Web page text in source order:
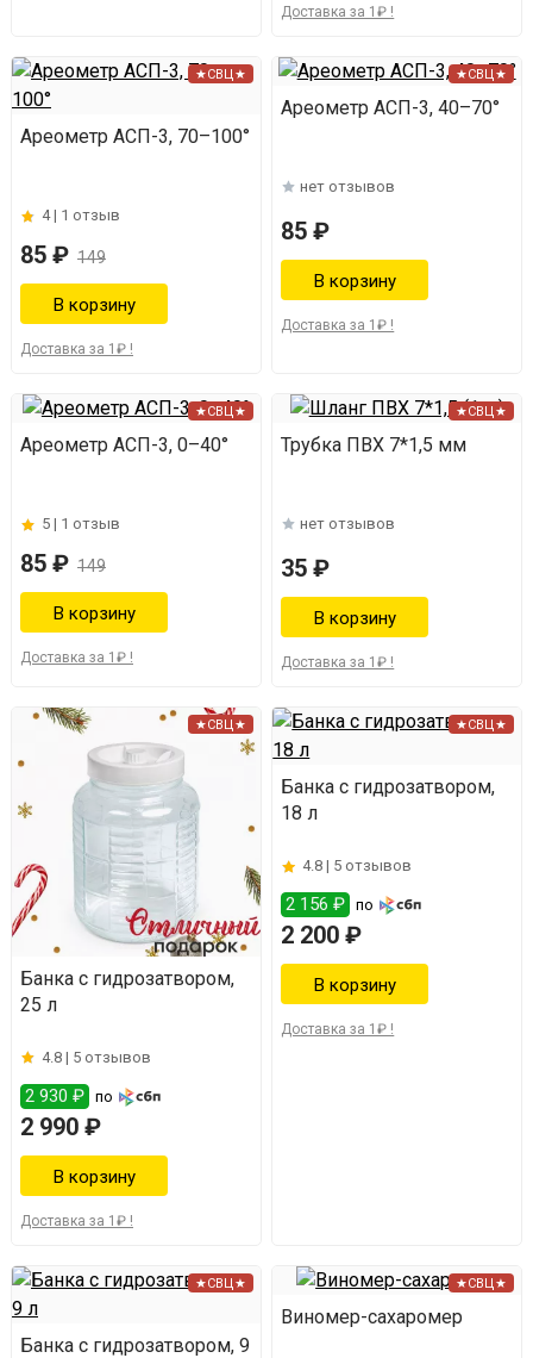
Доставка за 1₽ !
★СВЦ★
Ареометр АСП-3, 70–100°
4 | 1 отзыв
85 ₽ 149
Доставка за 1₽ !
★СВЦ★
Ареометр АСП-3, 40–70°
нет отзывов
85 ₽
Доставка за 1₽ !
★СВЦ★
Ареометр АСП-3, 0–40°
5 | 1 отзыв
85 ₽ 149
Доставка за 1₽ !
★СВЦ★
Трубка ПВХ 7*1,5 мм
нет отзывов
35 ₽
Доставка за 1₽ !
★СВЦ★
Банка с гидрозатвором,
25 л
4.8 | 5 отзывов
2 930 ₽ по
2 990 ₽
Доставка за 1₽ !
★СВЦ★
Банка с гидрозатвором,
18 л
4.8 | 5 отзывов
2 156 ₽ по
2 200 ₽
Доставка за 1₽ !
★СВЦ★
Банка с гидрозатвором, 9
★СВЦ★
Виномер-сахаромер